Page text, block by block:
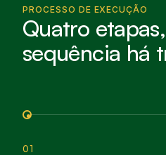
PROCESSO DE EXECUÇÃO
Quatro
sequência há
01